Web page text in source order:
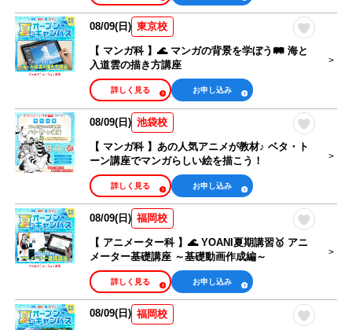
08/09(日) 東京校
【 マンガ科 】🌊 マンガの背景を学ぼう🛤️ 海と
入道雲の描き方講座
お申し込み
詳しく見る
08/09(日) 池袋校
【 マンガ科 】あの人気アニメが教材♪ ベタ・ト
ーン講座でマンガらしい絵を描こう！
お申し込み
詳しく見る
08/09(日) 福岡校
【 アニメーター科 】🌊 YOANI夏期講習🥇 アニ
メーター基礎講座 ～基礎動画作成編～
お申し込み
詳しく見る
08/09(日) 福岡校